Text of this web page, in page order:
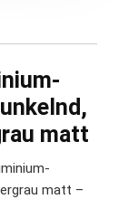
matt
matt –